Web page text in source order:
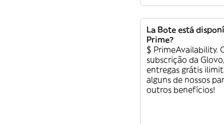
La Bote está
Prime?
$ PrimeAvailability.
subscrição da
entregas grátis
alguns de nossos
outros benefícios!